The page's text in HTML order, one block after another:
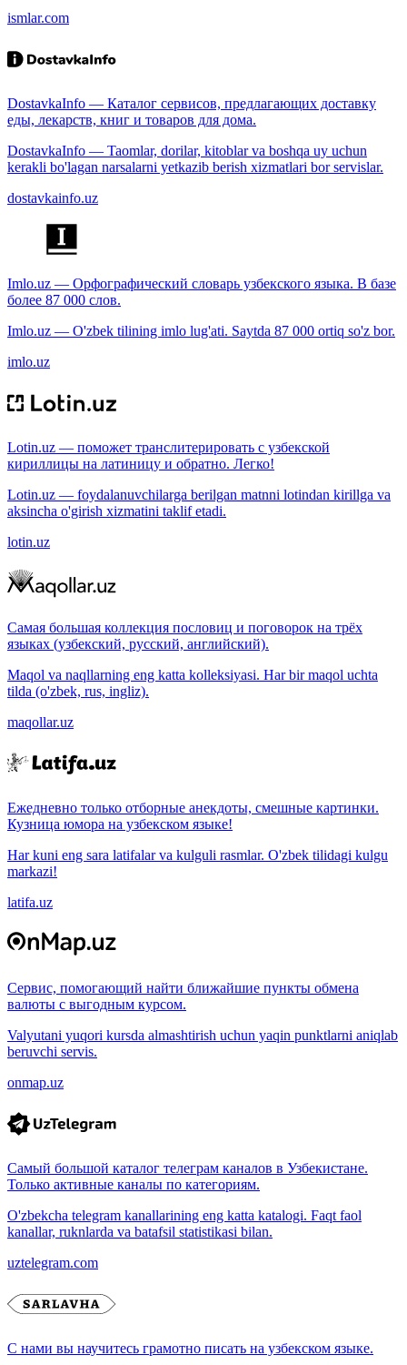
ismlar.com
DostavkaInfo — Каталог сервисов, предлагающих доставку
еды, лекарств, книг и товаров для дома.
DostavkaInfo — Taomlar, dorilar, kitoblar va boshqa uy uchun
kerakli bo'lagan narsalarni yetkazib berish xizmatlari bor servislar.
dostavkainfo.uz
Imlo.uz — Орфографический словарь узбекского языка. В базе
более 87 000 слов.
Imlo.uz — O'zbek tilining imlo lug'ati. Saytda 87 000 ortiq so'z bor.
imlo.uz
Lotin.uz — поможет транслитерировать с узбекской
кириллицы на латиницу и обратно. Легко!
Lotin.uz — foydalanuvchilarga berilgan matnni lotindan kirillga va
aksincha o'girish xizmatini taklif etadi.
lotin.uz
Самая большая коллекция пословиц и поговорок на трёх
языках (узбекский, русский, английский).
Maqol va naqllarning eng katta kolleksiyasi. Har bir maqol uchta
tilda (o'zbek, rus, ingliz).
maqollar.uz
Ежедневно только отборные анекдоты, смешные картинки.
Кузница юмора на узбекском языке!
Har kuni eng sara latifalar va kulguli rasmlar. O'zbek tilidagi kulgu
markazi!
latifa.uz
Сервис, помогающий найти ближайшие пункты обмена
валюты с выгодным курсом.
Valyutani yuqori kursda almashtirish uchun yaqin punktlarni aniqlab
beruvchi servis.
onmap.uz
Самый большой каталог телеграм каналов в Узбекистане.
Только активные каналы по категориям.
O'zbekcha telegram kanallarining eng katta katalogi. Faqt faol
kanallar, ruknlarda va batafsil statistikasi bilan.
uztelegram.com
С нами вы научитесь грамотно писать на узбекском языке.